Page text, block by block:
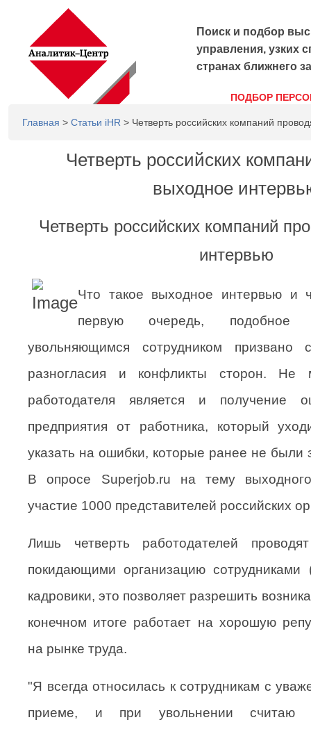
Поиск и подбор
управления, узких
странах ближнего
ПОДБОР
Главная > Статьи iHR > Четверть российских компаний
Четверть российских
выходное
Четверть российских компаний
интервью
Что такое выходное интервью и
первую очередь, подобное
увольняющимся сотрудником призвано
разногласия и конфликты сторон.
работодателя является и получение
предприятия от работника, который
указать на ошибки, которые ранее не были
В опросе Superjob.ru на тему
участие 1000 представителей российских
Лишь четверть работодателей
покидающими организацию сотрудниками
кадровики, это позволяет разрешить
конечном итоге работает на хорошую
на рынке труда.
"Я всегда относилась к сотрудникам с
приеме, и при увольнении считаю